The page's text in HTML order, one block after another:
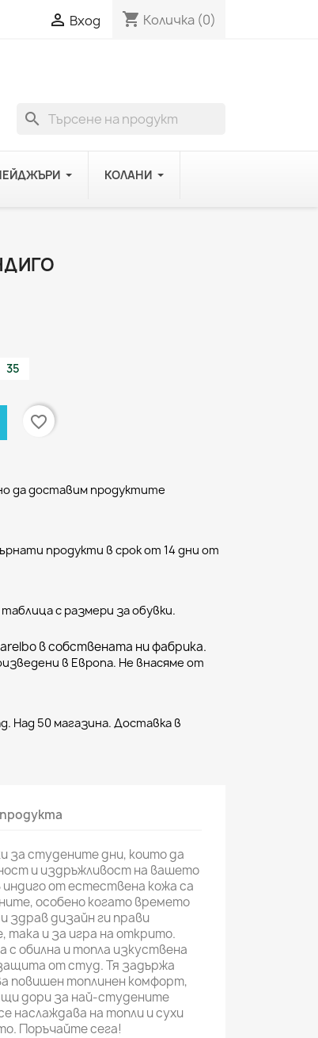
 Вход shopping_cart Количка (0)
search
КОЛАНИ
35
favorite_border
да доставим продуктите
продукти в срок от 14 дни от
с размери за обувки.
в собствената ни фабрика.
в Европа. Не внасяме от
Над 50 магазина. Доставка в
за студените дни, които да
и издръжливост на вашето
от естествена кожа са
особено когато времето
здрав дизайн ги прави
така и за игра на открито.
обилна и топла изкуствена
от студ. Тя задържа
повишен топлинен комфорт,
дори за най-студените
наслаждава на топли и сухи
Поръчайте сега!